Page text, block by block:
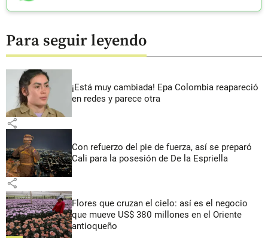
Para seguir leyendo
¡Está muy cambiada! Epa Colombia reapareció
en redes y parece otra
share
Con refuerzo del pie de fuerza, así se preparó
Cali para la posesión de De la Espriella
share
Flores que cruzan el cielo: así es el negocio
que mueve US$ 380 millones en el Oriente
antioqueño